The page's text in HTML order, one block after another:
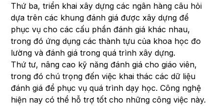
Thứ ba, triển khai xây dựng các ngân hàng câu hỏi
dựa trên các khung đánh giá được xây dựng để
phục vụ cho các cấu phần đánh giá khác nhau,
trong đó ứng dụng các thành tựu của khoa học đo
lường và đánh giá trong quá trình xây dựng.
Thứ tư, nâng cao kỹ năng đánh giá cho giáo viên,
trong đó chú trọng đến việc khai thác các dữ liệu
đánh giá để phục vụ quá trình dạy học. Công nghệ
hiện nay có thể hỗ trợ tốt cho những công việc này.